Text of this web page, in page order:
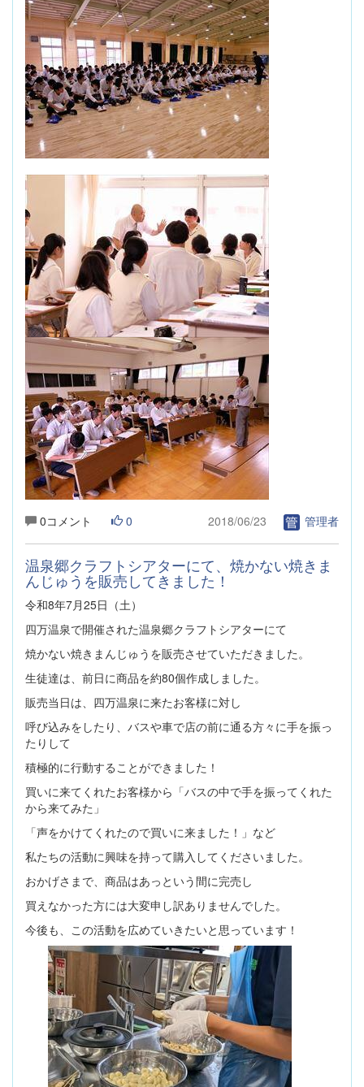
0コメント 0 2018/06/23 管理者
温泉郷クラフトシアターにて、焼かない焼きま
んじゅうを販売してきました！
令和8年7月25日（土）
四万温泉で開催された温泉郷クラフトシアターにて
焼かない焼きまんじゅうを販売させていただきました。
生徒達は、前日に商品を約80個作成しました。
販売当日は、四万温泉に来たお客様に対し
呼び込みをしたり、バスや車で店の前に通る方々に手を振っ
たりして
積極的に行動することができました！
買いに来てくれたお客様から「バスの中で手を振ってくれた
から来てみた」
「声をかけてくれたので買いに来ました！」など
私たちの活動に興味を持って購入してくださいました。
おかげさまで、商品はあっという間に完売し
買えなかった方には大変申し訳ありませんでした。
今後も、この活動を広めていきたいと思っています！